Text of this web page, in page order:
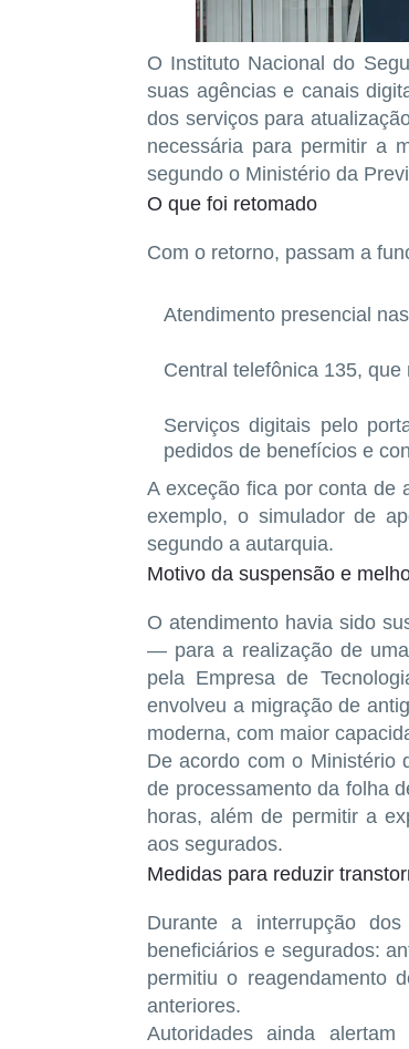
O Instituto Nacional do
suas agências e canais
dos serviços para
necessária para permitir a
segundo o Ministério da
O que foi retomado
Com o retorno, passam a
Atendimento presencial
Central telefônica 135, que
Serviços digitais pelo
pedidos de benefícios e
A exceção fica por conta de
exemplo, o simulador de
segundo a autarquia.
Motivo da suspensão e
O atendimento havia sido
— para a realização de uma
pela Empresa de
envolveu a migração de
moderna, com maior
De acordo com o Ministério
de processamento da folha
horas, além de permitir a
aos segurados.
Medidas para reduzir
Durante a interrupção
beneficiários e segurados:
permitiu o reagendamento
anteriores.
Autoridades ainda